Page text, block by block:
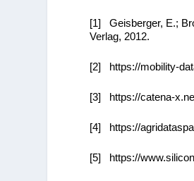
[1] Geisberger, E.;
Verlag, 2012.
[2] https://mobility-
[3] https://catena-
[4] https://
[5] https://